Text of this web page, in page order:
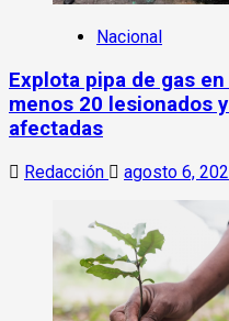
Nacional
Explota pipa de gas
menos 20 lesionados
afectadas
Redacción agosto 6,